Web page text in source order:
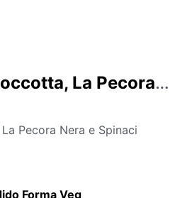
Cappellacci – Fioccotta, La Pecora Nera e Spinaci
Pecora Nera e Spinaci